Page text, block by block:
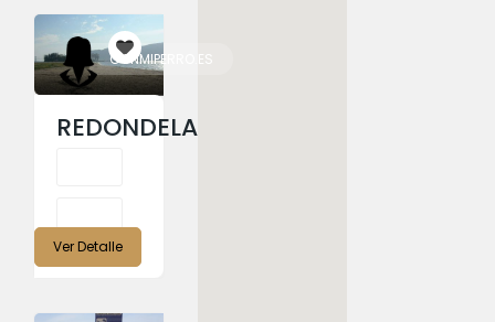
CONMIPERRO.ES
REDONDELA
Ver Detalle